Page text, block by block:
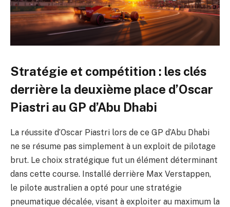
Stratégie et compétition : les clés
derrière la deuxième place d’Oscar
Piastri au GP d’Abu Dhabi
La réussite d’Oscar Piastri lors de ce GP d’Abu Dhabi
ne se résume pas simplement à un exploit de pilotage
brut. Le choix stratégique fut un élément déterminant
dans cette course. Installé derrière Max Verstappen,
le pilote australien a opté pour une stratégie
pneumatique décalée, visant à exploiter au maximum la